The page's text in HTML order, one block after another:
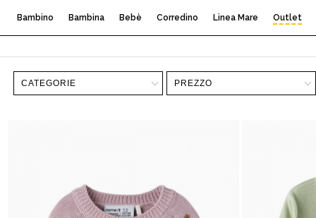
Bambino Bambina Bebè Corredino Linea Mare Outlet
CATEGORIE PREZZO